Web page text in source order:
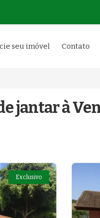
seu imóvel Contato
jantar à
Exclusivo